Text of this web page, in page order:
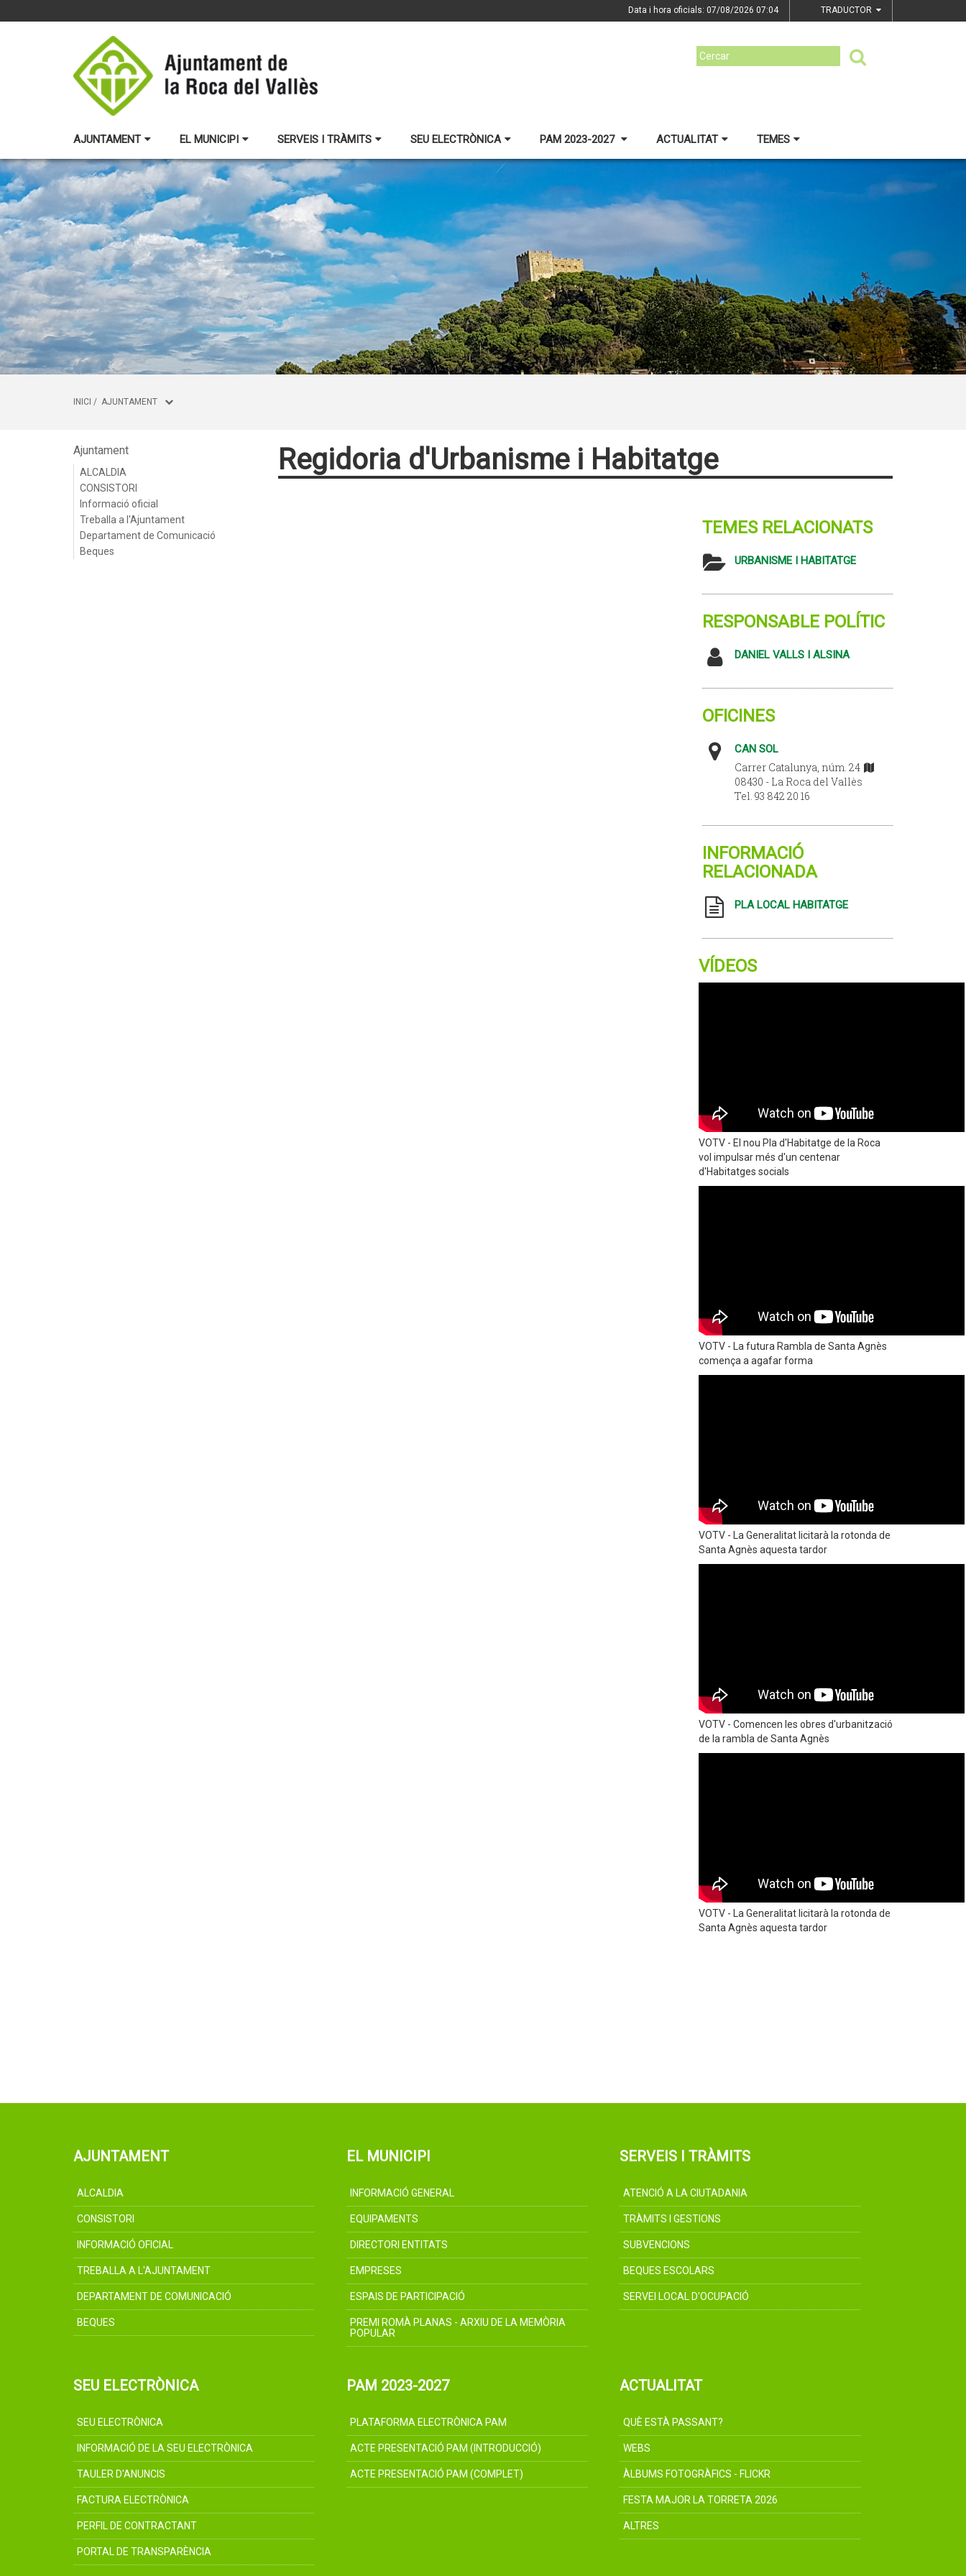
Data i hora oficials: 07/08/2026 07:04 TRADUCTOR
AJUNTAMENT EL MUNICIPI SERVEIS I TRÀMITS SEU ELECTRÒNICA PAM 2023-2027 ACTUALITAT TEMES
INICI / AJUNTAMENT
Ajuntament
ALCALDIA
CONSISTORI
Informació oficial
Treballa a l'Ajuntament
Departament de Comunicació
Beques
Regidoria d'Urbanisme i Habitatge
TEMES RELACIONATS
URBANISME I HABITATGE
RESPONSABLE POLÍTIC
DANIEL VALLS I ALSINA
OFICINES
CAN SOL
Carrer Catalunya, núm. 24
08430 - La Roca del Vallès
Tel. 93 842 20 16
INFORMACIÓ
RELACIONADA
PLA LOCAL HABITATGE
VÍDEOS
VOTV - El nou Pla d'Habitatge de la Roca
vol impulsar més d'un centenar
d'Habitatges socials
VOTV - La futura Rambla de Santa Agnès
comença a agafar forma
VOTV - La Generalitat licitarà la rotonda de
Santa Agnès aquesta tardor
VOTV - Comencen les obres d'urbanització
de la rambla de Santa Agnès
VOTV - La Generalitat licitarà la rotonda de
Santa Agnès aquesta tardor
AJUNTAMENT
ALCALDIA
CONSISTORI
INFORMACIÓ OFICIAL
TREBALLA A L'AJUNTAMENT
DEPARTAMENT DE COMUNICACIÓ
BEQUES
EL MUNICIPI
INFORMACIÓ GENERAL
EQUIPAMENTS
DIRECTORI ENTITATS
EMPRESES
ESPAIS DE PARTICIPACIÓ
PREMI ROMÀ PLANAS - ARXIU DE LA MEMÒRIA
POPULAR
SERVEIS I TRÀMITS
ATENCIÓ A LA CIUTADANIA
TRÀMITS I GESTIONS
SUBVENCIONS
BEQUES ESCOLARS
SERVEI LOCAL D'OCUPACIÓ
SEU ELECTRÒNICA
SEU ELECTRÒNICA
INFORMACIÓ DE LA SEU ELECTRÒNICA
TAULER D'ANUNCIS
FACTURA ELECTRÒNICA
PERFIL DE CONTRACTANT
PORTAL DE TRANSPARÈNCIA
PAM 2023-2027
PLATAFORMA ELECTRÒNICA PAM
ACTE PRESENTACIÓ PAM (INTRODUCCIÓ)
ACTE PRESENTACIÓ PAM (COMPLET)
ACTUALITAT
QUÈ ESTÀ PASSANT?
WEBS
ÀLBUMS FOTOGRÀFICS - FLICKR
FESTA MAJOR LA TORRETA 2026
ALTRES